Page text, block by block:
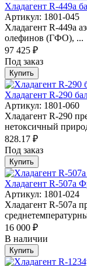
Хладагент R-449а
Артикул: 1801-045
Хладагент R-449а
олефинoв (ГФO), ...
97 425 ₽
Под заказ
Купить
Хладагент R-290
Артикул: 1801-060
Хладагент R-290
нетоксичный
828.17 ₽
Под заказ
Купить
Хладагент R-507a
Артикул: 1801-024
Хладагент R-507a
16 000 ₽
В наличии
Купить